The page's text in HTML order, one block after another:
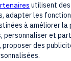
Log in
utilisent
adapter les
à améliorer la
personnaliser et
proposer des